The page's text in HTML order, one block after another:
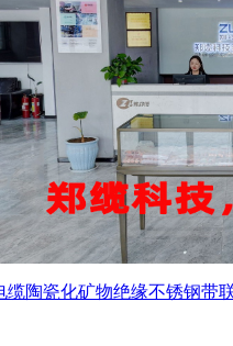
缆陶瓷化矿物绝缘不锈钢带